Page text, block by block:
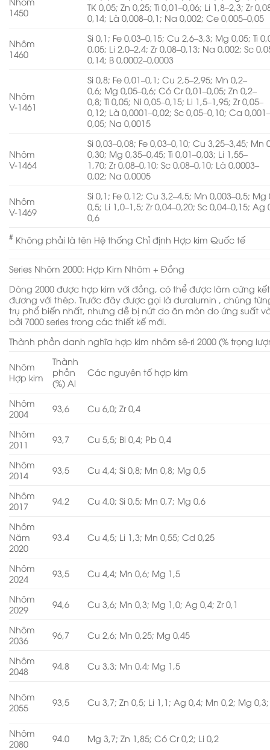
1450
TK 0,05; Zn 0,25; Ti 0,01–0,06; Li 1,8–2,3; Zr
0,14; Là 0,008–0,1; Na 0,002; Ce 0,005–0,05
Nhôm
1460
Si 0,1; Fe 0,03–0,15; Cu 2,6–3,3; Mg 0,05; Ti
0,05; Li 2,0–2,4; Zr 0,08–0,13; Na 0,002; Sc
0,14; B 0,0002–0,0003
Nhôm
V-1461
Si 0,8; Fe 0,01–0,1; Cu 2,5–2,95; Mn 0,2–
0,6; Mg 0,05–0,6; Có Cr 0,01–0,05; Zn 0,2–
0,8; Ti 0,05; Ni 0,05–0,15; Li 1,5–1,95; Zr 0,05–
0,12; Là 0,0001–0,02; Sc 0,05–0,10; Ca
0,05; Na 0,0015
Nhôm
V-1464
Si 0,03–0,08; Fe 0,03–0,10; Cu 3,25–3,45; Mn
0,30; Mg 0,35–0,45; Ti 0,01–0,03; Li 1,55–
1,70; Zr 0,08–0,10; Sc 0,08–0,10; Là 0,0003–
0,02; Na 0,0005
Nhôm
V-1469
Si 0,1; Fe 0,12; Cu 3,2–4,5; Mn 0,003–0,5; Mg
0,5; Li 1,0–1,5; Zr 0,04–0,20; Sc 0,04–0,15; Ag
0,6
# Không phải là tên Hệ thống Chỉ định Hợp kim Quốc tế
Series Nhôm 2000: Hợp Kim Nhôm + Đồng
Dòng 2000 được hợp kim với đồng, có thể được làm cứng
đương với thép. Trước đây được gọi là duralumin , chúng
trụ phổ biến nhất, nhưng dễ bị nứt do ăn mòn do ứng suất
bởi 7000 series trong các thiết kế mới.
Thành phần danh nghĩa hợp kim nhôm sê-ri 2000 (% trọng
Nhôm
Hợp kim
Thành
phần
(%) Al
Các nguyên tố hợp kim
Nhôm
2004
93,6 Cu 6,0; Zr 0,4
Nhôm
2011
93,7 Cu 5,5; Bi 0,4; Pb 0,4
Nhôm
2014
93,5 Cu 4,4; Si 0,8; Mn 0,8; Mg 0,5
Nhôm
2017
94,2 Cu 4,0; Si 0,5; Mn 0,7; Mg 0,6
Nhôm
Năm
2020
93.4 Cu 4,5; Li 1,3; Mn 0,55; Cd 0,25
Nhôm
2024
93,5 Cu 4,4; Mn 0,6; Mg 1,5
Nhôm
2029
94,6 Cu 3,6; Mn 0,3; Mg 1,0; Ag 0,4; Zr 0,1
Nhôm
2036
96,7 Cu 2,6; Mn 0,25; Mg 0,45
Nhôm
2048
94,8 Cu 3,3; Mn 0,4; Mg 1,5
Nhôm
2055
93,5 Cu 3,7; Zn 0,5; Li 1,1; Ag 0,4; Mn 0,2; Mg 0,3;
Nhôm
2080
94.0 Mg 3,7; Zn 1,85; Có Cr 0,2; Li 0,2